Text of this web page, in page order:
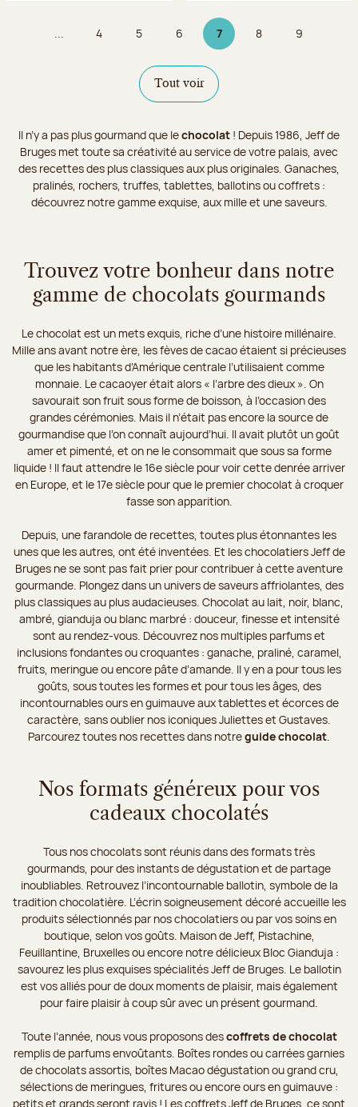
... Page
4 Page
5 Page
6 7Page 7 sur 9
Page
8 Page
9
Tout voir
Il n’y a pas plus gourmand que lechocolat ! Depuis 1986, Jeff de
Bruges met toute sa créativité au service de votre palais, avec
des recettes des plus classiques aux plus originales. Ganaches,
pralinés, rochers, truffes, tablettes, ballotins ou coffrets :
découvrez notre gamme exquise, aux mille et une saveurs.
Trouvez votre bonheur dans notre
gamme de chocolats gourmands
Le chocolat est un mets exquis, riche d’une histoire millénaire.
Mille ans avant notre ère, les fèves de cacao étaient si précieuses
que les habitants d’Amérique centrale l’utilisaient comme
monnaie. Le cacaoyer était alors « l’arbre des dieux ». On
savourait son fruit sous forme de boisson, à l’occasion des
grandes cérémonies. Mais il n’était pas encore la source de
gourmandise que l’on connaît aujourd’hui. Il avait plutôt un goût
amer et pimenté, et on ne le consommait que sous sa forme
liquide ! Il faut attendre le 16e siècle pour voir cette denrée arriver
en Europe, et le 17e siècle pour que le premier chocolat à croquer
fasse son apparition.
Depuis, une farandole de recettes, toutes plus étonnantes les
unes que les autres, ont été inventées. Et les chocolatiers Jeff de
Bruges ne se sont pas fait prier pour contribuer à cette aventure
gourmande. Plongez dans un univers de saveurs affriolantes, des
plus classiques au plus audacieuses. Chocolat au lait, noir, blanc,
ambré, gianduja ou blanc marbré : douceur, finesse et intensité
sont au rendez-vous. Découvrez nos multiples parfums et
inclusions fondantes ou croquantes : ganache, praliné, caramel,
fruits, meringue ou encore pâte d’amande. Il y en a pour tous les
goûts, sous toutes les formes et pour tous les âges, des
incontournables ours en guimauve aux tablettes et écorces de
caractère, sans oublier nos iconiques Juliettes et Gustaves.
Parcourez toutes nos recettes dans notreguide chocolat
Nos formats généreux pour vos
cadeaux chocolatés
Tous nos chocolats sont réunis dans des formats très
gourmands, pour des instants de dégustation et de partage
inoubliables. Retrouvez l’incontournable ballotin, symbole de la
tradition chocolatière. L’écrin soigneusement décoré accueille les
produits sélectionnés par nos chocolatiers ou par vos soins en
boutique, selon vos goûts. Maison de Jeff, Pistachine,
Feuillantine, Bruxelles ou encore notre délicieux Bloc Gianduja :
savourez les plus exquises spécialités Jeff de Bruges. Le ballotin
est vos alliés pour de doux moments de plaisir, mais également
pour faire plaisir à coup sûr avec un présent gourmand.
Toute l’année, nous vous proposons descoffrets de chocolat
remplis de parfums envoûtants. Boîtes rondes ou carrées garnies
de chocolats assortis, boîtes Macao dégustation ou grand cru,
sélections de meringues, fritures ou encore ours en guimauve :
petits et grands seront ravis ! Les coffrets Jeff de Bruges, ce sont